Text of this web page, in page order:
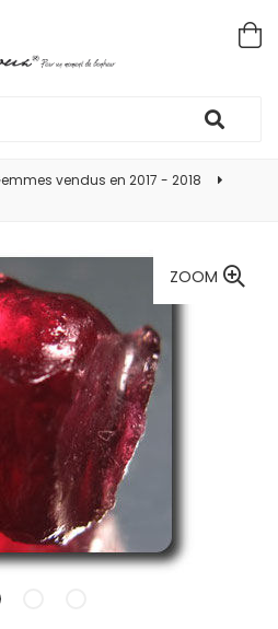
vendus en 2017 - 2018
ZOOM